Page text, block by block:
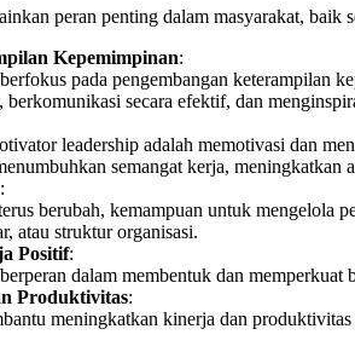
peran penting dalam masyarakat,
Kepemimpinan:
pada pengembangan keterampilan
berkomunikasi secara efektif, dan
leadership adalah memotivasi dan
semangat kerja, meningkatkan
:
berubah, kemampuan untuk mengelola
atau struktur organisasi.
Positif:
dalam membentuk dan
Produktivitas:
meningkatkan kinerja dan